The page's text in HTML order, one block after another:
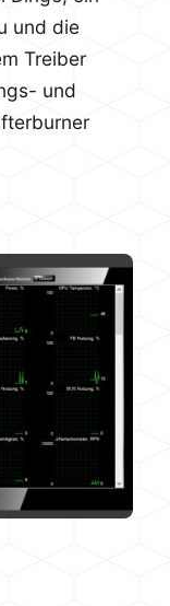
und die
Treiber
und